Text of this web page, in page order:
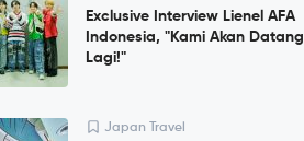
Exclusive Interview Lienel AFA
Indonesia, "Kami Akan Datang
Lagi!"
Japan Travel